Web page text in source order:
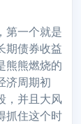
第一个就是
期债券收益
熊熊燃烧的
济周期初
，并且大风
抓住这个时